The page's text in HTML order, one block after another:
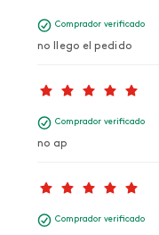
Comprador verificado
no llego el pedido
Comprador verificado
no ap
Comprador verificado